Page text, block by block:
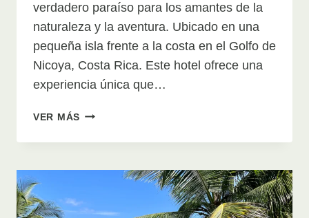
verdadero paraíso para los amantes de la
naturaleza y la aventura. Ubicado en una
pequeña isla frente a la costa en el Golfo de
Nicoya, Costa Rica. Este hotel ofrece una
experiencia única que…
VER MÁS ISLA
GLAMPING
PUNTARENAS,